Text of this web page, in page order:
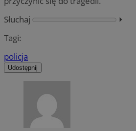
Słuchaj
⏵︎
Tagi:
policja
Udostępnij